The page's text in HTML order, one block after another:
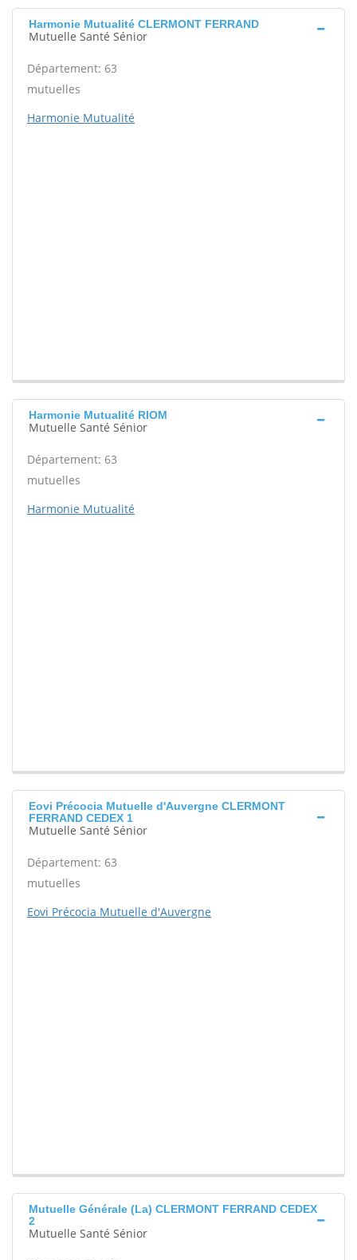
Harmonie Mutualité CLERMONT FERRAND
Mutuelle Santé Sénior
Département: 63
mutuelles
Harmonie Mutualité
Harmonie Mutualité RIOM
Mutuelle Santé Sénior
Département: 63
mutuelles
Harmonie Mutualité
Eovi Précocia Mutuelle d'Auvergne CLERMONT
FERRAND CEDEX 1
Mutuelle Santé Sénior
Département: 63
mutuelles
Eovi Précocia Mutuelle d'Auvergne
Mutuelle Générale (La) CLERMONT FERRAND CEDEX
2
Mutuelle Santé Sénior